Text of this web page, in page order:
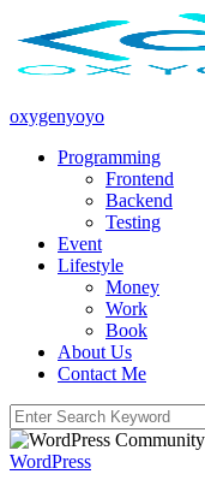
to
content
oxygenyoyo
Programming
Frontend
Backend
Testing
Event
Lifestyle
Money
Work
Book
About Us
Contact Me
Search
for:
WordPress